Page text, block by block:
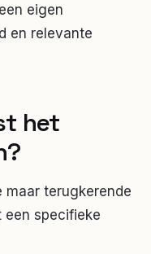
eigen
en relevante
het
maar terugkerende
een specifieke